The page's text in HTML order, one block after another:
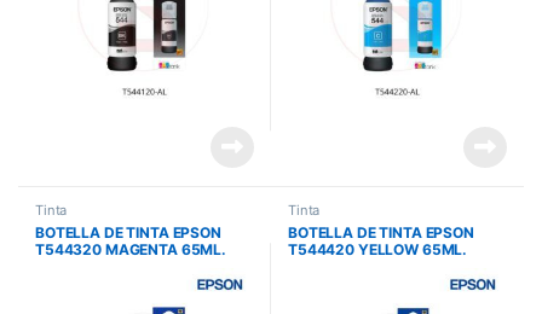
Tinta
BOTELLA DE TINTA EPSON
T544320 MAGENTA 65ML.
Tinta
BOTELLA DE TINTA EPSON
T544420 YELLOW 65ML.